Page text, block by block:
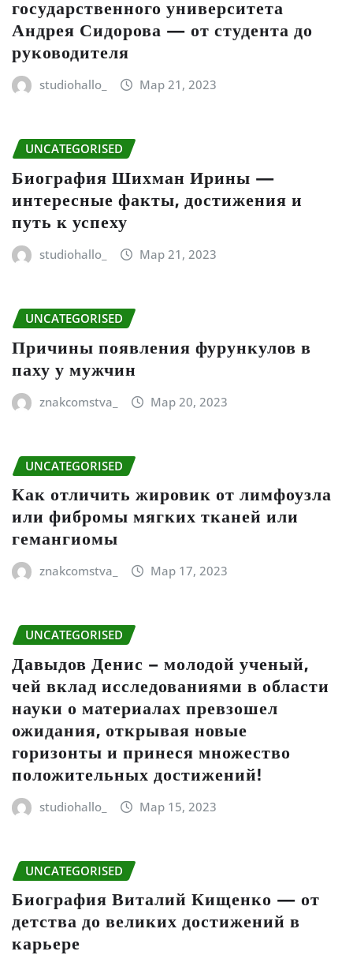
государственного университета
Андрея Сидорова — от студента до
руководителя
studiohallo_ Мар 21, 2023
UNCATEGORISED
Биография Шихман Ирины —
интересные факты, достижения и
путь к успеху
studiohallo_ Мар 21, 2023
UNCATEGORISED
Причины появления фурункулов в
паху у мужчин
znakcomstva_ Мар 20, 2023
UNCATEGORISED
Как отличить жировик от лимфоузла
или фибромы мягких тканей или
гемангиомы
znakcomstva_ Мар 17, 2023
UNCATEGORISED
Давыдов Денис – молодой ученый,
чей вклад исследованиями в области
науки о материалах превзошел
ожидания, открывая новые
горизонты и принеся множество
положительных достижений!
studiohallo_ Мар 15, 2023
UNCATEGORISED
Биография Виталий Кищенко — от
детства до великих достижений в
карьере